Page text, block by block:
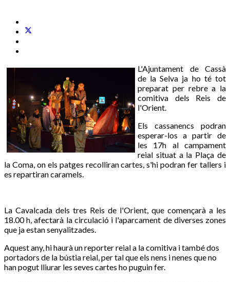
L'Ajuntament de Cassà
de la Selva ja ho té tot
preparat per rebre a la
comitiva dels Reis de
l'Orient.
Els cassanencs podran
esperar-los a partir de
les 17h al campament
reial situat a la Plaça de
la Coma, on els patges recolliran cartes, s'hi podran fer tallers i
es repartiran caramels.
La Cavalcada dels tres Reis de l'Orient, que començarà a les
18.00 h, afectarà la circulació i l'aparcament de diverses zones
que ja estan senyalitzades.
Aquest any, hi haurà un reporter reial a la comitiva i també dos
portadors de la bústia reial, per tal que els nens i nenes que no
han pogut lliurar les seves cartes ho puguin fer.